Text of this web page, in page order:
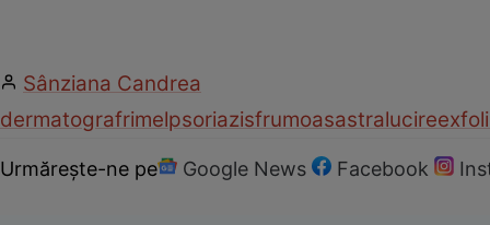
Sânziana Candrea
dermatografrimelpsoriazisfrumoasastralucire
Urmărește-ne pe Google News Facebook